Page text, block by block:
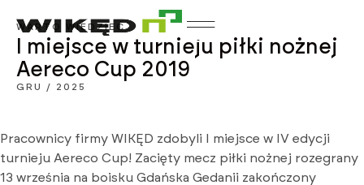
WARTO WIEDZIEĆ
I miejsce w turnieju piłki nożnej
Aereco Cup 2019
GRU / 2025
Pracownicy firmy WIKĘD zdobyli I miejsce w IV edycji
turnieju Aereco Cup! Zacięty mecz piłki nożnej rozegrany
13 września na boisku Gdańska Gedanii zakończony